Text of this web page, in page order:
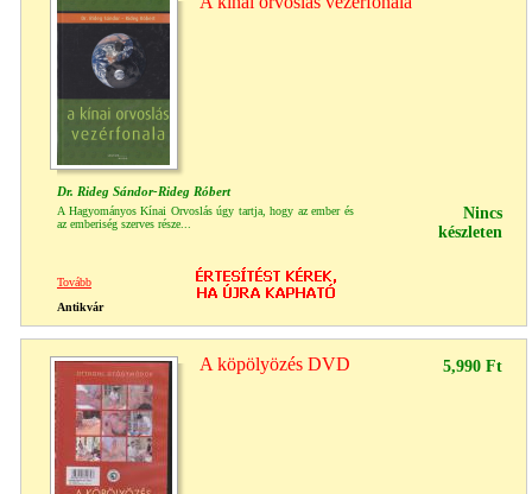
Dr. Rideg Sándor-Rideg Róbert
A Hagyományos Kínai Orvoslás úgy tartja, hogy az ember és
az emberiség szerves része...
Nincs
készleten
Tovább
Antikvár
A köpölyözés DVD 5,990 Ft